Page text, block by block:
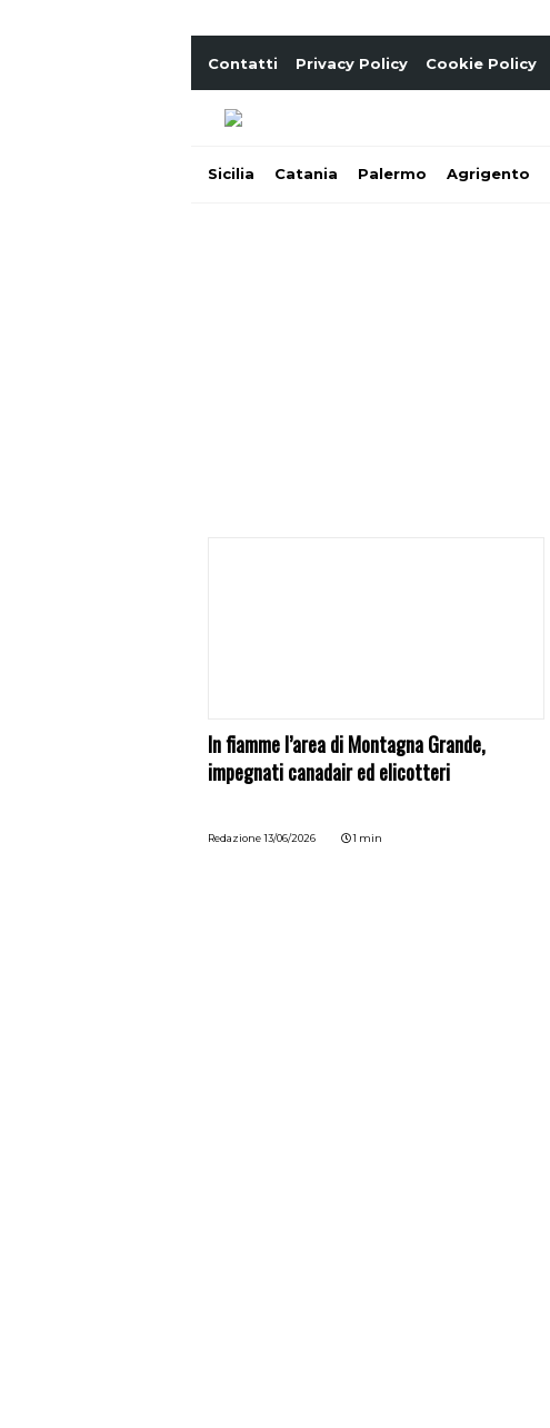
Contatti Privacy Policy Cookie Policy
Sicilia Catania Palermo Agrigento
In fiamme l’area di Montagna Grande,
impegnati canadair ed elicotteri
Redazione 13/06/2026 1 min